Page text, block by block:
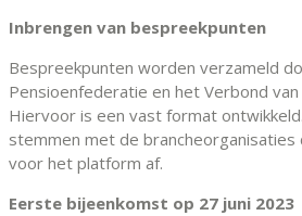
Inbrengen van bespreekpunten
Bespreekpunten worden verzameld
Pensioenfederatie en het Verbond
Hiervoor is een vast format
stemmen met de
voor het platform af.
Eerste bijeenkomst op 27 juni 2023